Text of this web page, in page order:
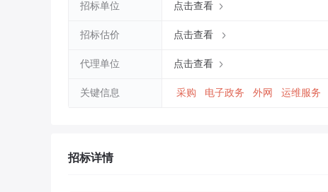
招标单位 点击查看
招标估价 点击查看
代理单位 点击查看
关键信息 采购 电子政务 外网 运维服务
招标详情